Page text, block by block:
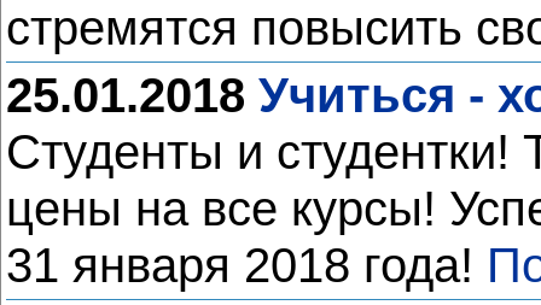
стремятся повысить
25.01.2018 Учиться -
Студенты и
цены на все курсы!
31 января 2018 года!